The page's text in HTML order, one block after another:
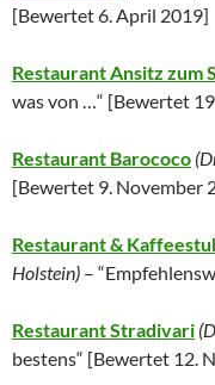
[Bewertet 6. April 2019]
Restaurant Ansitz zum
was von …“ [Bewertet
Restaurant Barococo
[Bewertet 9. November
Restaurant &
Holstein) –
Restaurant Stradivari
bestens“ [Bewertet 12.